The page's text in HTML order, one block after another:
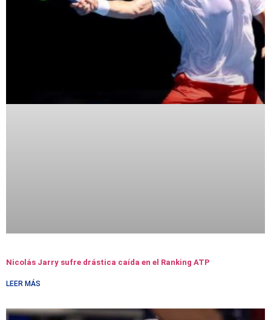
Nicolás Jarry sufre drástica caída en el Ranking ATP
LEER MÁS